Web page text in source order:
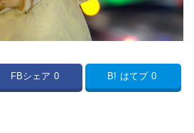
FBシェア 0 B! はてブ 0